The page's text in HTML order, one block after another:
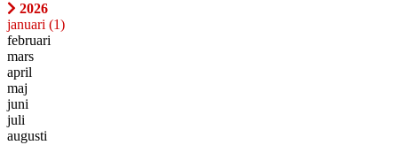
2026
januari (1)
februari
mars
april
maj
juni
juli
augusti